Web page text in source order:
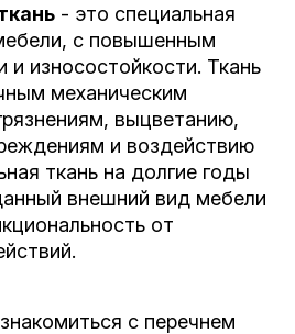
- это специальная
с повышенным
и износостойкости. Ткань
механическим
выцветанию,
и воздействию
ткань на долгие годы
внешний вид мебели
от
с перечнем